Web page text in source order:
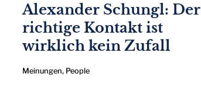
Alexander Schungl: Der
richtige Kontakt ist
wirklich kein Zufall
Meinungen, People